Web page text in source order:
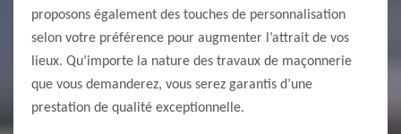
proposons également des touches de personnalisation
selon votre préférence pour augmenter l’attrait de vos
lieux. Qu’importe la nature des travaux de maçonnerie
que vous demanderez, vous serez garantis d’une
prestation de qualité exceptionnelle.